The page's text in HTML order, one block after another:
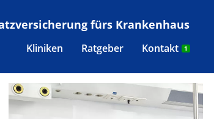
Kliniken
Ratgeber Kontakt 1
fürs Krankenhaus